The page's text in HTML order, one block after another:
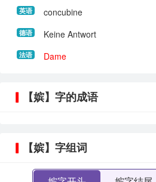
英语 concubine
德语 Keine Antwort
法语 Dame
【嫔】字的成语
【嫔】字组词